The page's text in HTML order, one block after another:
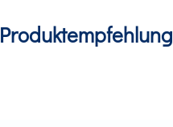
Produktempfehlung